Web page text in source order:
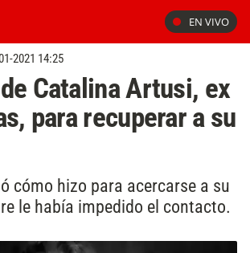
EN VIVO
2021 14:25
Catalina Artusi, ex
para recuperar a su
cómo hizo para acercarse a su
le había impedido el contacto.